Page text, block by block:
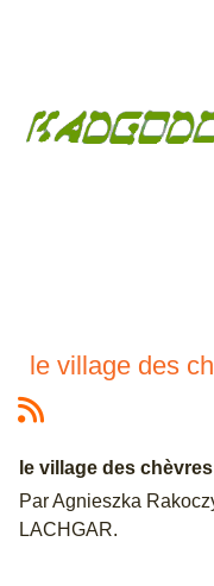
le village des
le village des chèvres
Par Agnieszka
LACHGAR.